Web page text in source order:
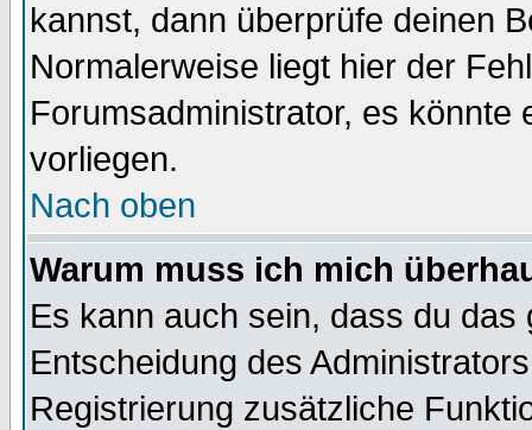
kannst, dann überprüfe deinen
Normalerweise liegt hier der
Forumsadministrator, es könnte
vorliegen.
Nach oben
Warum muss ich mich
Es kann auch sein, dass du
Entscheidung des
Registrierung zusätzliche